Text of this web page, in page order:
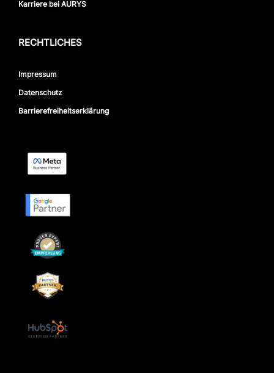
Karriere bei AURYS
RECHTLICHES
Impressum
Datenschutz
Barrierefreiheitserklärung